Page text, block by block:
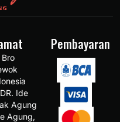
Bro
Ide
Agung
Agung,
Pembayaran